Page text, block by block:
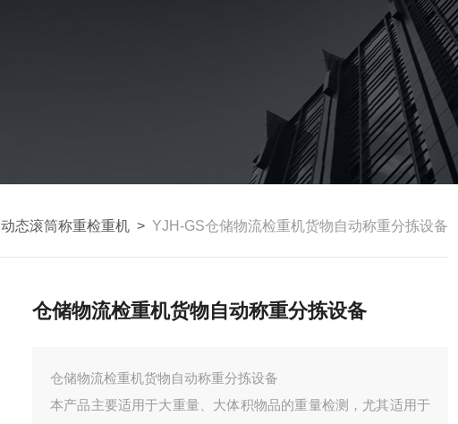
动态滚筒称重检重机 > YJH-GS仓储物流检重机货物自动称重分拣设备
仓储物流检重机货物自动称重分拣设备
仓储物流检重机货物自动称重分拣设备
本产品主要适用于大重量、大体积物品的重量检测，尤其适用于